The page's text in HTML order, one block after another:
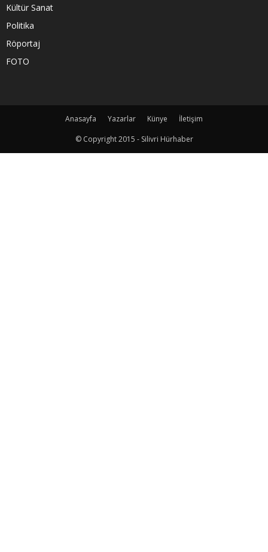
Kültür Sanat
Politika
Röportaj
FOTO
Anasayfa Yazarlar Künye
İletişim
© Copyright 2015 - Silivri Hürhaber